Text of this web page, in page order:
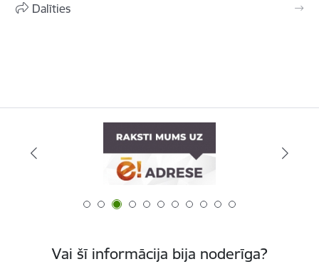
Dalīties
Vai šī informācija bija noderīga?